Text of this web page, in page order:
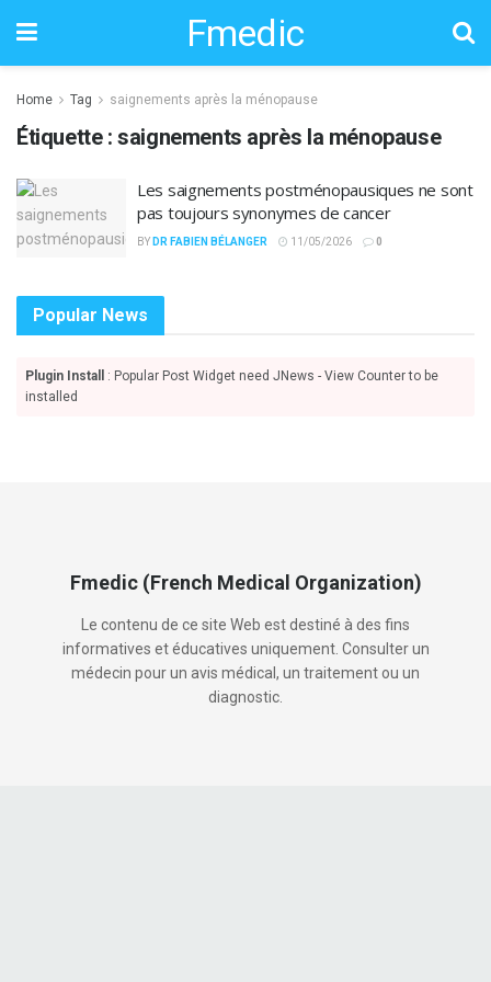
Fmedic
Home Tag saignements après la ménopause
Étiquette :saignements après la ménopause
Les saignements postménopausiques ne sont
pas toujours synonymes de cancer
BY DR FABIEN BÉLANGER 11/05/2026 0
Popular News
Plugin Install
: Popular Post Widget need JNews - View Counter to be
installed
Fmedic (French Medical Organization)
Le contenu de ce site Web est destiné à des fins
informatives et éducatives uniquement. Consulter un
médecin pour un avis médical, un traitement ou un
diagnostic.